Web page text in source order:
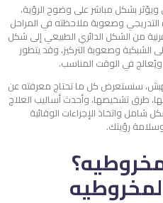
ويؤثر بشكل مباشر على وضوح الرؤية،
التدريجي وصعوبة ملاحظته في المراحل
من الشكل الدائري الطبيعي إلى شكل
وصعوبة التركيز، وقد يتطور
في الوقت المناسب.
سنستعرض كل ما تحتاج معرفته عن
طرق تشخيصها، وأحدث أساليب العلاج
واتخاذ الإجراءات الوقائية
رؤيتك.